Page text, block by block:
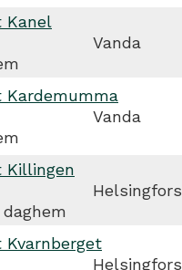
Kanel
Vanda
Kardemumma
Vanda
Killingen
Helsingfors
Kvarnberget
Helsingfors